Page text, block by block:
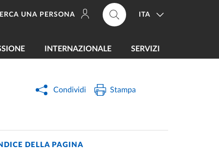
UNA PERSONA ITA
INTERNAZIONALE SERVIZI
Condividi Stampa
DELLA PAGINA